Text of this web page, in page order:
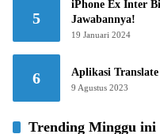
5
iPhone Ex Inter
Jawabannya!
19 Januari 2024
6 Aplikasi
9 Agustus 2023
Trending Minggu ini